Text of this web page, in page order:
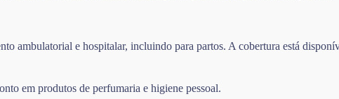
ambulatorial e hospitalar, incluindo para partos. A cobertura está
em produtos de perfumaria e higiene pessoal.